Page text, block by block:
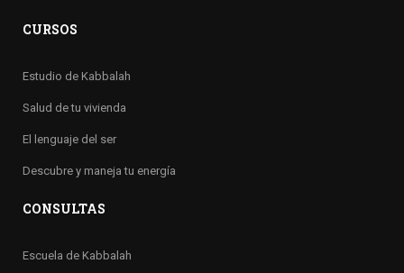
CURSOS
Estudio de Kabbalah
Salud de tu vivienda
El lenguaje del ser
Descubre y maneja tu energía
CONSULTAS
Escuela de Kabbalah